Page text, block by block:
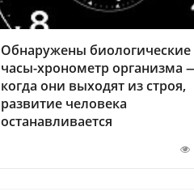
Обнаружены биологические
часы-хронометр организма
когда они выходят из строя,
развитие человека
останавливается